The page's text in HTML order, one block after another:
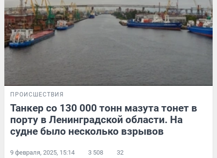
ПРОИСШЕСТВИЯ
Танкер со 130 000 тонн мазута тонет в
порту в Ленинградской области. На
судне было несколько взрывов
9 февраля, 2025, 15:14 3 508 32